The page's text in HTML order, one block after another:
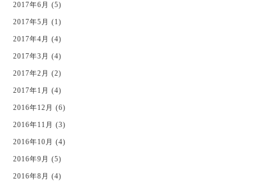
2017年6月 (5)
2017年5月 (1)
2017年4月 (4)
2017年3月 (4)
2017年2月 (2)
2017年1月 (4)
2016年12月 (6)
2016年11月 (3)
2016年10月 (4)
2016年9月 (5)
2016年8月 (4)